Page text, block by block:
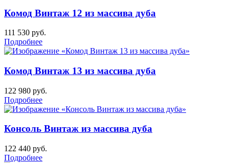
Комод Винтаж 12 из массива дуба
111 530 руб.
Подробнее
Комод Винтаж 13 из массива дуба
122 980 руб.
Подробнее
Консоль Винтаж из массива дуба
122 440 руб.
Подробнее